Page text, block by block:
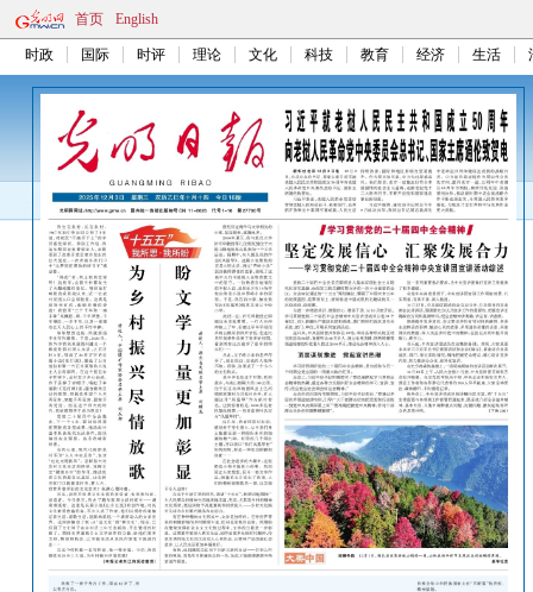
首页 English
时政 国际 时评 理论 文化 科技 教育 经济 生活